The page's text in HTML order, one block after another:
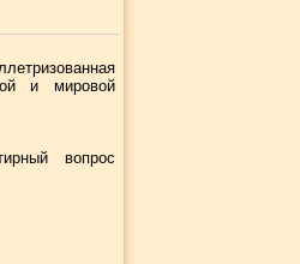
и мировой
вопрос